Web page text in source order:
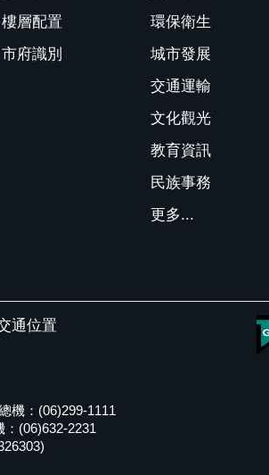
樓層配置
市府識別
環保衛生
城市發展
交通運輸
文化觀光
教育資訊
民族事務
更多...
通位置
機：(06)299-1111
(06)632-2231